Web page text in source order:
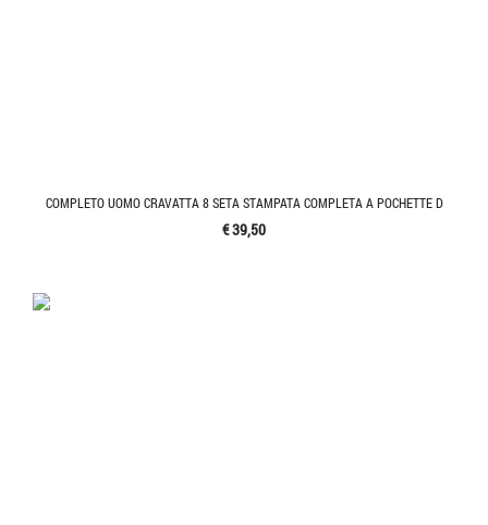
COMPLETO UOMO CRAVATTA 8 SETA STAMPATA COMPLETA A POCHETTE D
€ 39,50